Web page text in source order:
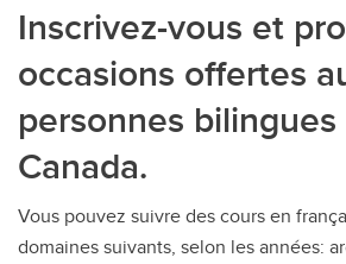
Inscrivez-vous et
occasions offertes
personnes bilingues
Canada.
Vous pouvez suivre des cours en
domaines suivants, selon les années: